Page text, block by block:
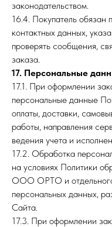
законодательством.
16.4. Покупатель обязан
контактных данных,
проверять сообщения,
заказа.
17. Персональные
17.1. При оформлении
персональные данные
оплаты, доставки,
работы, направления
ведения учета и
17.2. Обработка
на условиях Политики
ООО ОРТО и отдельного
персональных данных,
Сайта.
17.3. При оформлении